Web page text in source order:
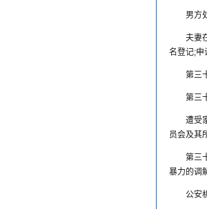
男方
夫妻
名登记;申
第三
第三
遭受
员会及其
第三
暴力的调
公安